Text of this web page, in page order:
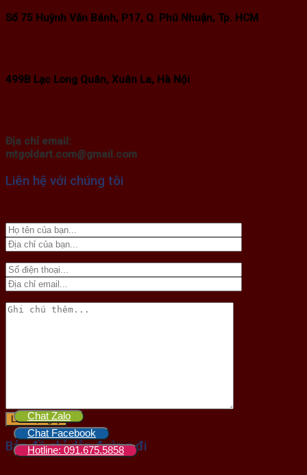
Số 75 Huỳnh Văn Bánh, P17, Q. Phú Nhuận, Tp. HCM
499B Lạc Long Quân, Xuân La, Hà Nội
Địa chỉ email:
mtgoldart.com@gmail.com
Liên hệ với chúng tôi
Bản đồ chỉ dẫn đường đi
Chat Zalo
Chat Facebook
Hotline: 091.675.5858